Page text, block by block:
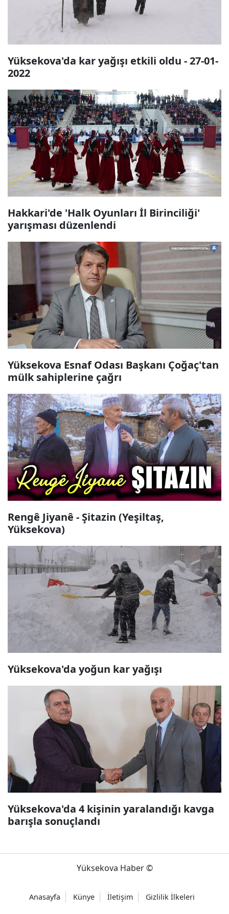
Yüksekova'da kar yağışı etkili oldu - 27-01-
2022
Hakkari'de 'Halk Oyunları İl Birinciliği'
yarışması düzenlendi
Yüksekova Esnaf Odası Başkanı Çoğaç'tan
mülk sahiplerine çağrı
Rengê Jiyanê - Şitazin (Yeşiltaş,
Yüksekova)
Yüksekova'da yoğun kar yağışı
Yüksekova'da 4 kişinin yaralandığı kavga
barışla sonuçlandı
Yüksekova Haber ©
Anasayfa Künye İletişim Gizlilik İlkeleri